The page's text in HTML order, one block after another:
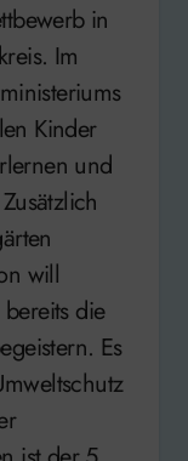
Im
Kinder
und
will
die
Es